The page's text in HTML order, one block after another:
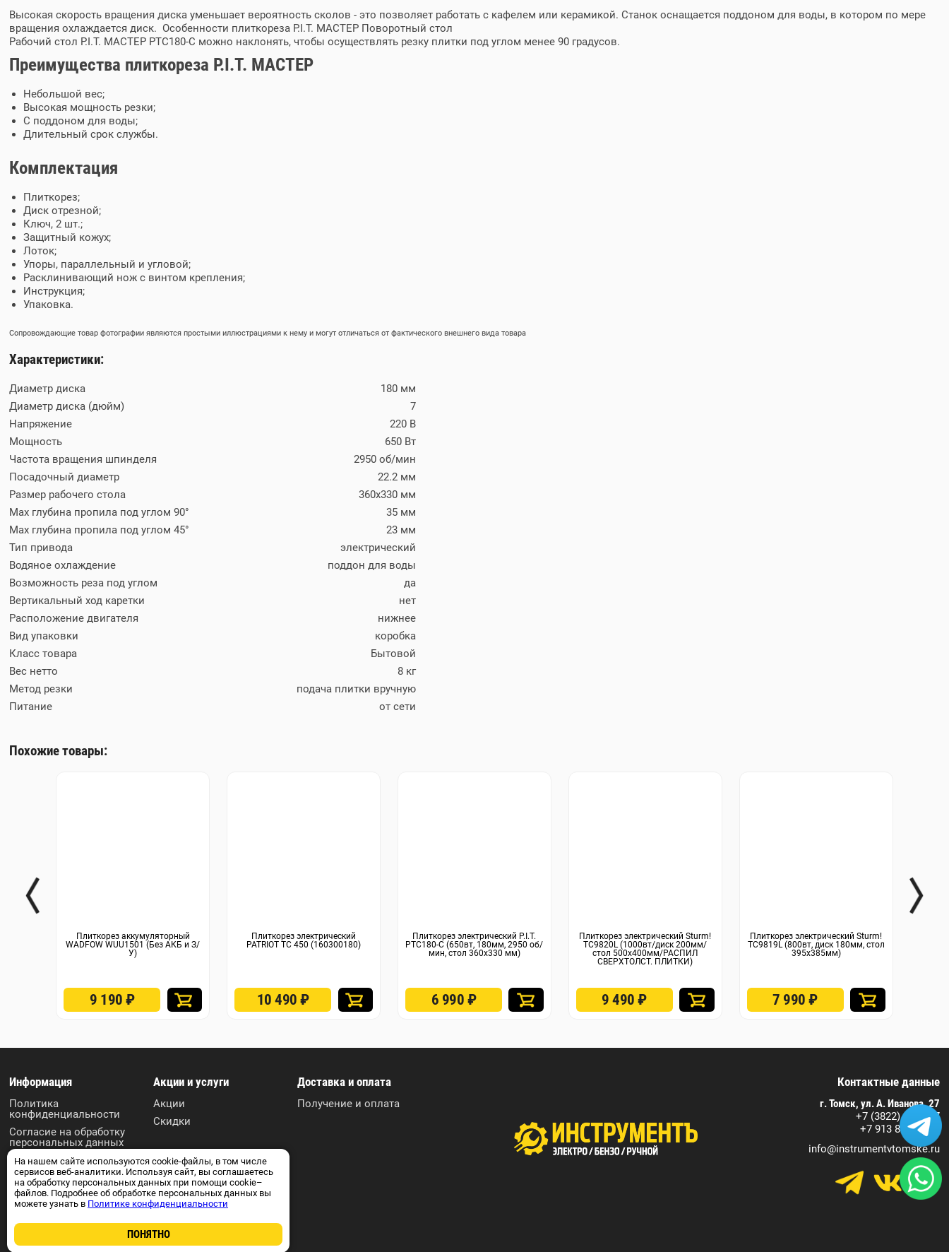
Высокая скорость вращения диска уменьшает вероятность сколов - это позволяет работать с кафелем или керамикой. Станок оснащается поддоном для воды, в котором по мере
вращения охлаждается диск. Особенности плиткореза P.I.T. МАСТЕР Поворотный стол
Рабочий стол P.I.T. МАСТЕР PTC180-C можно наклонять, чтобы осуществлять резку плитки под углом менее 90 градусов.
Преимущества плиткореза P.I.T. МАСТЕР
Небольшой вес;
Высокая мощность резки;
С поддоном для воды;
Длительный срок службы.
Комплектация
Плиткорез;
Диск отрезной;
Ключ, 2 шт.;
Защитный кожух;
Лоток;
Упоры, параллельный и угловой;
Расклинивающий нож с винтом крепления;
Инструкция;
Упаковка.
Сопровождающие товар фотографии являются простыми иллюстрациями к нему и могут отличаться от фактического внешнего вида товара
Характеристики:
Диаметр диска
180 мм
Диаметр диска (дюйм)
7
Напряжение
220 В
Мощность
650 Вт
Частота вращения шпинделя
2950 об/мин
Посадочный диаметр
22.2 мм
Размер рабочего стола
360х330 мм
Max глубина пропила под углом 90°
35 мм
Max глубина пропила под углом 45°
23 мм
Тип привода
электрический
Водяное охлаждение
поддон для воды
Возможность реза под углом
да
Вертикальный ход каретки
нет
Расположение двигателя
нижнее
Вид упаковки
коробка
Класс товара
Бытовой
Вес нетто
8 кг
Метод резки
подача плитки вручную
Питание
от сети
Похожие товары:
Плиткорез аккумуляторный
WADFOW WUU1501 (Без АКБ и З/
У)
9 190₽
Плиткорез электрический
PATRIOT TC 450 (160300180)
10 490₽
Плиткорез электрический P.I.T.
PTC180-C (650вт, 180мм, 2950 об/
мин, стол 360х330 мм)
6 990 ₽
Плиткорез электрический Sturm!
TC9820L (1000вт/диск 200мм/
стол 500x400мм/РАСПИЛ
СВЕРХТОЛСТ. ПЛИТКИ)
9 490₽
Плиткорез электрический Sturm!
TC9819L (800вт, диск 180мм, стол
395х385мм)
7 990₽
Информация
Политика
конфиденциальности
Согласие на обработку
персональных данных
Пользовательское
соглашение
Контакты
Акции и услуги
Акции
Скидки
Доставка и оплата
Получение и оплата
Контактные данные
г. Томск, ул. А. Иванова, 27
+7 (3822) 590-717
+7 913 829 07 17
info@instrumentvtomske.ru
На нашем сайте используются cookie-файлы, в том числе
сервисов веб-аналитики. Используя сайт, вы соглашаетесь
на обработку персональных данных при помощи cookie–
файлов. Подробнее об обработке персональных данных вы
можете узнать в Политике конфиденциальности
ПОНЯТНО